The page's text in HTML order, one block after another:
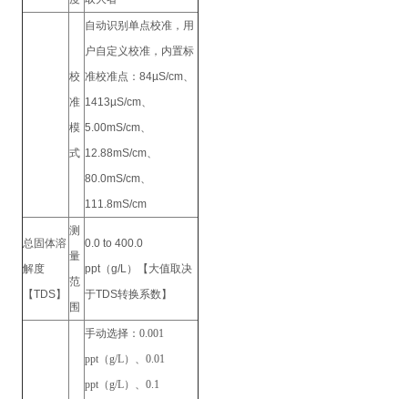
校
准
模
式
自动识别单点校准，用
户自定义校准，内置标
准校准点：84µS/cm、
1413µS/cm、
5.00mS/cm、
12.88mS/cm、
80.0mS/cm、
111.8mS/cm
总固体溶
解度
【TDS】
测
量
范
围
0.0 to 400.0
ppt（g/L）【大值取决
于TDS转换系数】
手动选择： 0.001
ppt（g/L）、0.01
ppt（g/L）、0.1